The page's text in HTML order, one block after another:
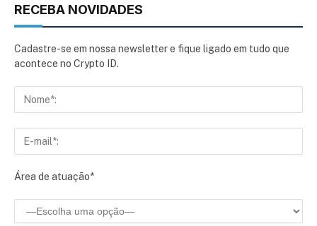
RECEBA NOVIDADES
Cadastre-se em nossa newsletter e fique ligado em tudo que
acontece no Crypto ID.
Área de atuação*